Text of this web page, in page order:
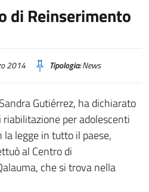
di Reinserimento
2014 Tipologia:News
Gutiérrez, ha dichiarato
per adolescenti
legge in tutto il paese,
al Centro di
che si trova nella